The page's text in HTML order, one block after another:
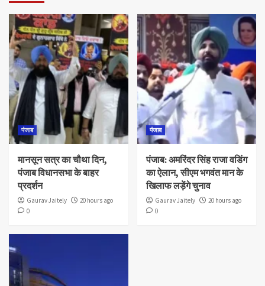
पंजाब
मानसून सत्र का चौथा दिन,
पंजाब विधानसभा के बाहर
प्रदर्शन
Gaurav Jaitely
20 hours ago
0
पंजाब
पंजाब: अमरिंदर सिंह राजा वडिंग
का ऐलान, सीएम भगवंत मान के
खिलाफ लड़ेंगे चुनाव
Gaurav Jaitely
20 hours ago
0